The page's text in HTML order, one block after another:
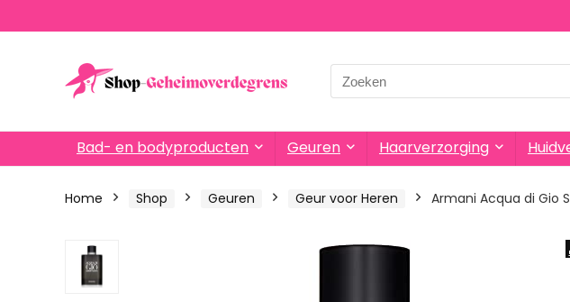
Search
for:
Bad- en bodyproducten Geuren Haarverzorging
Home Shop Geuren Geur voor Heren Armani Acqua di Gio